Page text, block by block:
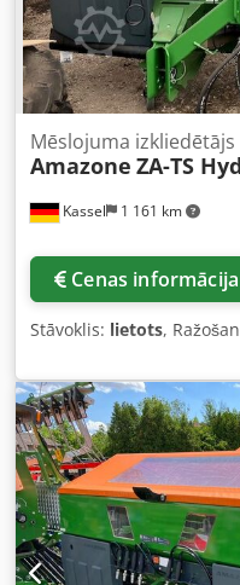
Kassel 1 161 km
Mēslojuma izkliedētājs
Amazone ZA-TS
Cenas informācija
Stāvoklis: lietots,